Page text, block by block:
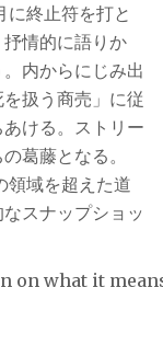
終止符を打と
情的に語りか
内からにじみ出
扱う商売」に従
ける。ストリー
葛藤となる。
域を超えた道
スナップショッ
on what it